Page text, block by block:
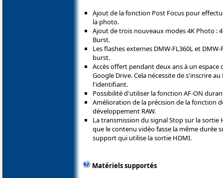
Ajout de la fonction Post Focus pour
la photo.
Ajout de trois nouveaux modes 4K Photo :
Burst.
Les flashes externes DMW-FL360L et
burst.
Accès offert pendant deux ans à un espace
Google Drive. Cela nécessite de s'inscrire
l'identifiant.
Possibilité d'utiliser la fonction AF-ON
Amélioration de la précision de la fonction
développement RAW.
La transmission du signal Stop sur la sortie
que le contenu vidéo fasse la même durée
support qui utilise la sortie HDMI.
Matériels supportés